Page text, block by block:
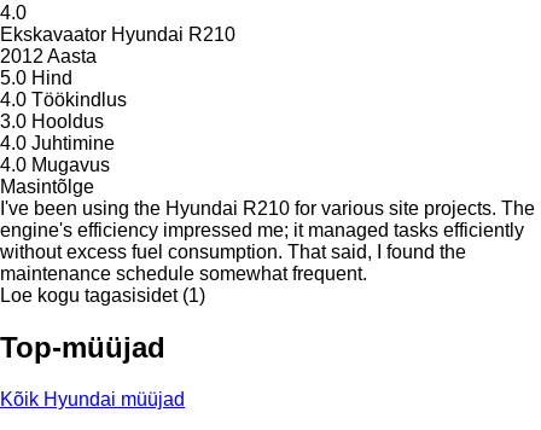
4.0
Ekskavaator Hyundai R210
2012 Aasta
5.0 Hind
4.0 Töökindlus
3.0 Hooldus
4.0 Juhtimine
4.0 Mugavus
Masintõlge
I've been using the Hyundai R210 for various site projects. The
engine's efficiency impressed me; it managed tasks efficiently
without excess fuel consumption. That said, I found the
maintenance schedule somewhat frequent.
Loe kogu tagasisidet (1)
Top-müüjad
Kõik Hyundai müüjad